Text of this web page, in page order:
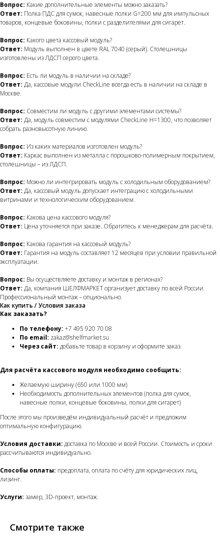
Вопрос: Какие дополнительные элементы можно заказать?
Ответ: Полка ПДС для сумок, навесные полки G=200 мм для импульсных
товаров, концевые боковины, полки с разделителями для сигарет.
Вопрос: Какого цвета кассовый модуль?
Ответ: Модуль выполнен в цвете RAL 7040 (серый). Столешницы
изготовлены из ЛДСП серого цвета.
Вопрос: Есть ли модуль в наличии на складе?
Ответ: Да, кассовые модули CheckLine всегда есть в наличии на складе в
Москве.
Вопрос: Совместим ли модуль с другими элементами системы?
Ответ: Да, модуль совместим с модулями CheckLine H=1300, что позволяет
собрать разновысотную линию.
Вопрос: Из каких материалов изготовлен модуль?
Ответ: Каркас выполнен из металла с порошково-полимерным покрытием,
столешницы – из ЛДСП.
Вопрос: Можно ли интегрировать модуль с холодильным оборудованием?
Ответ: Да, кассовый модуль допускает интеграцию с холодильными
витринами и технологическим оборудованием.
Вопрос: Какова цена кассового модуля?
Ответ: Цена уточняется при заказе. Обратитесь к менеджерам для расчёта.
Вопрос: Какова гарантия на кассовый модуль?
Ответ: Гарантия на модуль составляет 12 месяцев при условии правильной
эксплуатации.
Вопрос: Вы осуществляете доставку и монтаж в регионах?
Ответ: Да, компания ШЕЛФМАРКЕТ организует доставку по всей России.
Профессиональный монтаж – опционально.
Как купить / Условия заказа
Как заказать?
По телефону: +7 495 920 70 08
По email: zakaz@shelfmarket.su
Через сайт: добавьте товар в корзину и оформите заказ.
Для расчёта кассового модуля необходимо сообщить:
Желаемую ширину (650 или 1000 мм)
Необходимость дополнительных элементов (полка для сумок,
навесные полки, концевые боковины, полки для сигарет)
После этого мы произведём индивидуальный расчёт и предложим
оптимальную конфигурацию.
Условия доставки: доставка по Москве и всей России. Стоимость и сроки
рассчитываются индивидуально.
Способы оплаты: предоплата, оплата по счёту для юридических лиц,
лизинг.
Услуги: замер, 3D-проект, монтаж.
Смотрите также